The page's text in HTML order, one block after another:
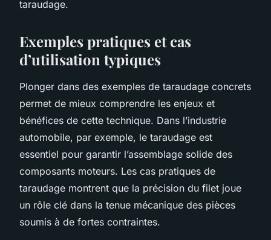
taraudage.
Exemples pratiques et cas
d’utilisation typiques
Plonger dans des exemples de taraudage concrets
permet de mieux comprendre les enjeux et
bénéfices de cette technique. Dans l’industrie
automobile, par exemple, le taraudage est
essentiel pour garantir l’assemblage solide des
composants moteurs. Les cas pratiques de
taraudage montrent que la précision du filet joue
un rôle clé dans la tenue mécanique des pièces
soumis à de fortes contraintes.